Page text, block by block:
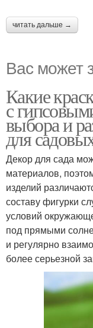
читать дальше →
Вас может
Какие
с
выбора и
для
Декор для сада
материалов,
изделий
составу фигурки
условий
под прямыми
и регулярно
более серьезной